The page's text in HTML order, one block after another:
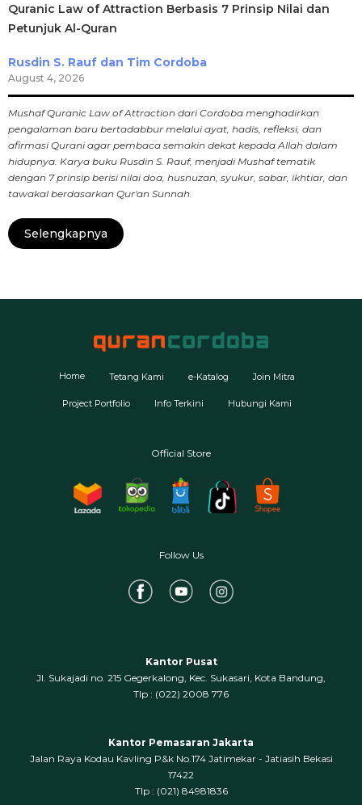
Quranic Law of Attraction Berbasis 7 Prinsip Nilai dan
Petunjuk Al-Quran
Rusdin S. Rauf dan Tim Cordoba
August 4, 2026
Mushaf Quranic Law of Attraction dari Cordoba menghadirkan
pengalaman baru bertadabbur melalui ayat, hadis, refleksi, dan
afirmasi Qurani agar pembaca semakin dekat kepada Allah dalam
hidupnya. Karya buku Rusdin S. Rauf, menjadi Mushaf tematik
dengan 7 prinsip berisi nilai doa, husnuzan, syukur, sabar, ikhtiar, dan
tawakal berdasarkan Qur'an Sunnah.
Selengkapnya
Home Tetang Kami e-Katalog Join Mitra
Project Portfolio Info Terkini Hubungi Kami
Official Store
Follow Us
Kantor Pusat
Jl. Sukajadi no. 215 Gegerkalong, Kec. Sukasari, Kota Bandung,
‍Tlp : (022) 2008 776
Kantor Pemasaran Jakarta
Jalan Raya Kodau Kavling P&k No.174 Jatimekar - Jatiasih Bekasi
17422
Tlp : (021) 84981836